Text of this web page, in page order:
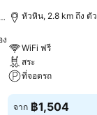
แนน )หัวหิน, 2.8 km ถึง ตั
WiFi ฟรี
สระ
ที่จอดรถ
ดูราคา
จาก ฿1,504